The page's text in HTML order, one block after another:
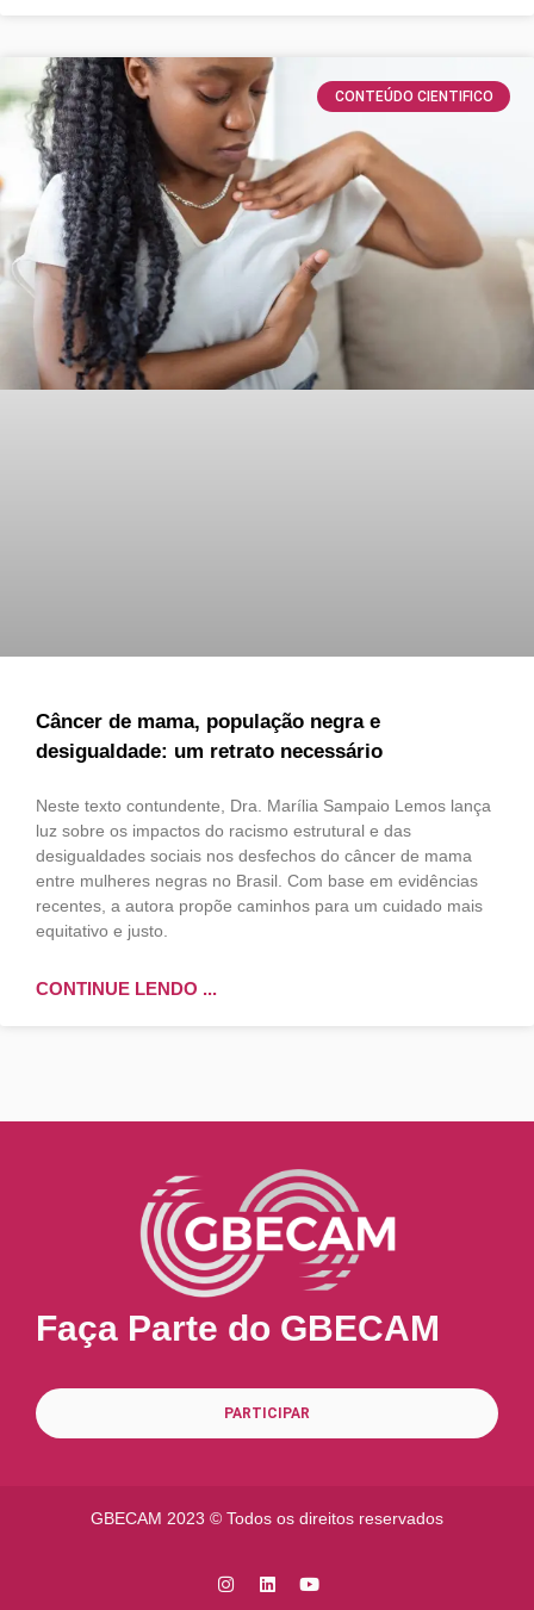
CONTEÚDO CIENTIFICO
Câncer de mama, população negra e
desigualdade: um retrato necessário
Neste texto contundente, Dra. Marília Sampaio Lemos lança
luz sobre os impactos do racismo estrutural e das
desigualdades sociais nos desfechos do câncer de mama
entre mulheres negras no Brasil. Com base em evidências
recentes, a autora propõe caminhos para um cuidado mais
equitativo e justo.
CONTINUE LENDO ...
Faça Parte do GBECAM
PARTICIPAR
GBECAM 2023 © Todos os direitos reservados